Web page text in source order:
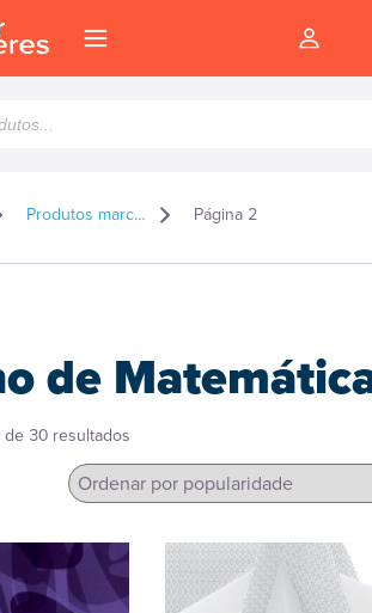
Produtos marcados como “Ensino de Matemática” Página 2
de
30 resultados
popularidade